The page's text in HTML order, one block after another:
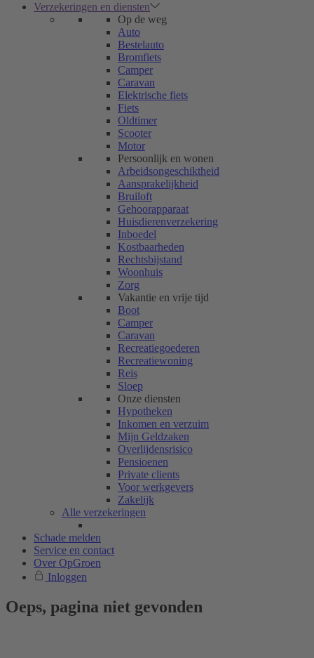
Verzekeringen en diensten
Op de weg
Auto
Bestelauto
Bromfiets
Camper
Caravan
Elektrische fiets
Fiets
Oldtimer
Scooter
Motor
Persoonlijk en wonen
Arbeidsongeschiktheid
Aansprakelijkheid
Bruiloft
Gehoorapparaat
Huisdierenverzekering
Inboedel
Kostbaarheden
Rechtsbijstand
Woonhuis
Zorg
Vakantie en vrije tijd
Boot
Camper
Caravan
Recreatiegoederen
Recreatiewoning
Reis
Sloep
Onze diensten
Hypotheken
Inkomen en verzuim
Mijn Geldzaken
Overlijdensrisico
Pensioenen
Private clients
Voor werkgevers
Zakelijk
Alle verzekeringen
Schade melden
Service en contact
Over OpGroen
Inloggen
Oeps, pagina niet gevonden